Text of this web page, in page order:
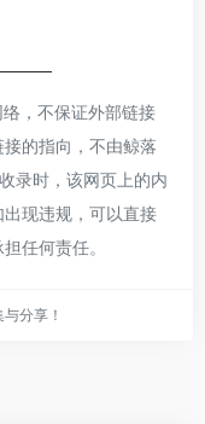
，不保证外部链接
的指向，不由鲸落
录时，该网页上的内
现违规，可以直接
任何责任。
分享！